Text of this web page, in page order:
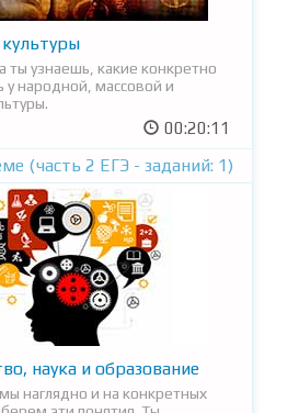
ты узнаешь, какие конкретно
у народной, массовой и
00:20:11
(часть 2 ЕГЭ - заданий: 1)
наука и образование
наглядно и на конкретных